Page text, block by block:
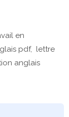
en
pdf, lettre
anglais